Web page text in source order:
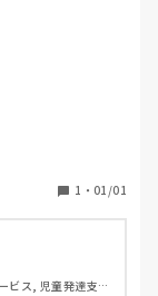
いたのですが…
らなんでも非
1 ・ 01/01
ビス, 児童発達支援